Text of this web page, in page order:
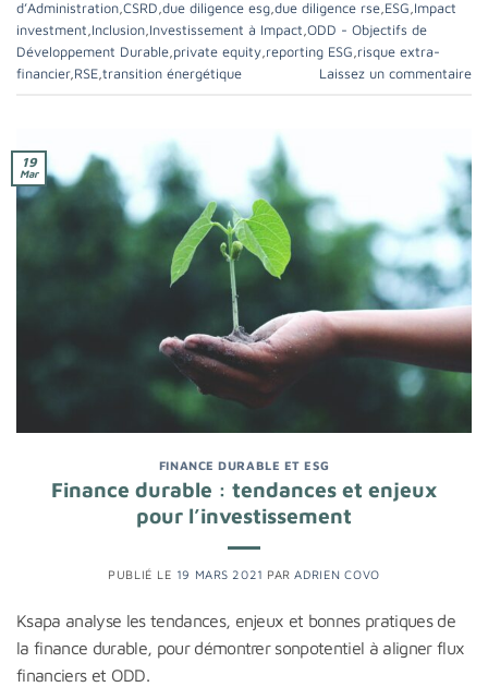
d’Administration,CSRD,due diligence esg,due diligence rse,ESG,Impact
investment,Inclusion,Investissement à Impact,ODD - Objectifs de
Développement Durable,private equity,reporting ESG,risque extra-
financier,RSE,transition énergétique Laissez un commentaire
19
Mar
FINANCE DURABLE ET ESG
Finance durable : tendances et enjeux
pour l’investissement
PUBLIÉ LE 19 MARS 2021 PARADRIEN COVO
Ksapa analyse les tendances, enjeux et bonnes pratiques de
la finance durable, pour démontrer sonpotentiel à aligner flux
financiers et ODD.